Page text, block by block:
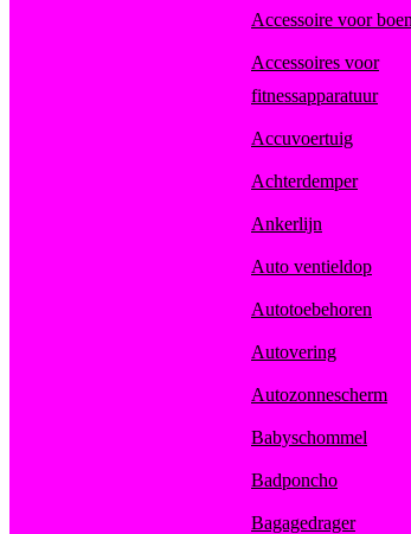
Accessoire voor
Accessoires voor
fitnessapparatuur
Accuvoertuig
Achterdemper
Ankerlijn
Auto ventieldop
Autotoebehoren
Autovering
Autozonnescherm
Babyschommel
Badponcho
Bagagedrager